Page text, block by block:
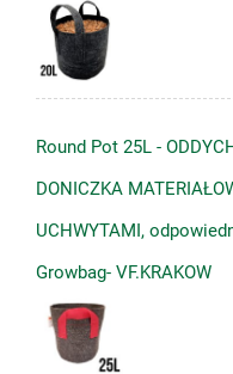
Round Pot 25L -
DONICZKA
UCHWYTAMI,
Growbag- VF.KRAKOW